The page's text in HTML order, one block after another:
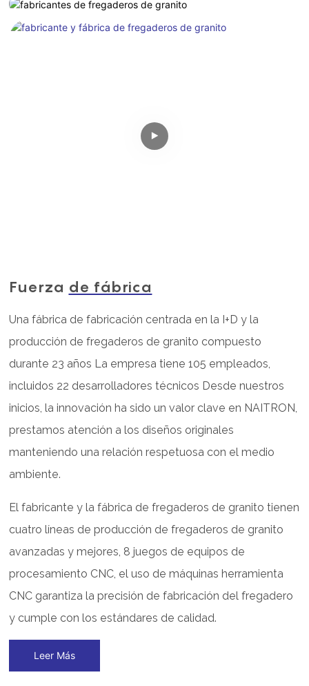
Fuerza de fábrica
Una fábrica de fabricación centrada en la I+D y la
producción de fregaderos de granito compuesto
durante 23 años La empresa tiene 105 empleados,
incluidos 22 desarrolladores técnicos Desde nuestros
inicios, la innovación ha sido un valor clave en NAITRON,
prestamos atención a los diseños originales
manteniendo una relación respetuosa con el medio
ambiente.
El fabricante y la fábrica de fregaderos de granito tienen
cuatro líneas de producción de fregaderos de granito
avanzadas y mejores, 8 juegos de equipos de
procesamiento CNC, el uso de máquinas herramienta
CNC garantiza la precisión de fabricación del fregadero
y cumple con los estándares de calidad.
Leer Más